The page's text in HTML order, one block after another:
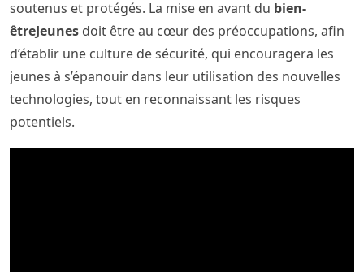
soutenus et protégés. La mise en avant du bien-
êtreJeunes doit être au cœur des préoccupations, afin
d’établir une culture de sécurité, qui encouragera les
jeunes à s’épanouir dans leur utilisation des nouvelles
technologies, tout en reconnaissant les risques
potentiels.